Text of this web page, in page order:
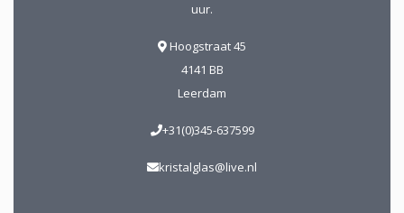
uur.
Hoogstraat 45
4141 BB
Leerdam
+31(0)345-637599
kristalglas@live.nl